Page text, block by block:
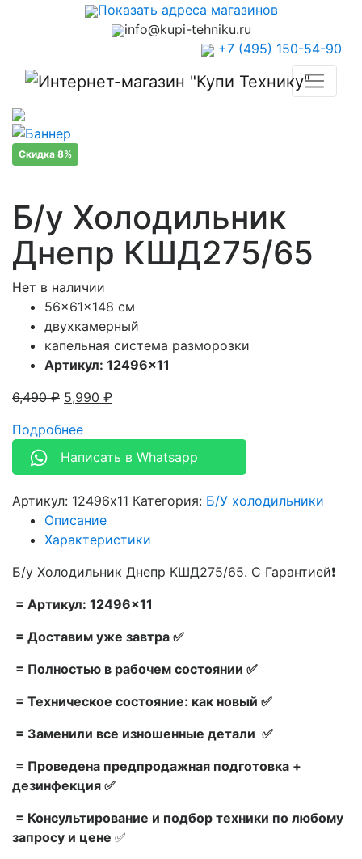
Показать адреса магазинов
info@kupi-tehniku.ru
+7 (495) 150-54-90
Скидка 8%
Б/у Холодильник
Днепр КШД275/65
Нет в наличии
56x61x148 см
двухкамерный
капельная система разморозки
Артикул: 12496×11
6,490₽ 5,990 ₽
Подробнее
Написать в Whatsapp
Артикул: 12496x11 Категория: Б/У холодильники
Описание
Характеристики
Б/у Холодильник Днепр КШД275/65. С Гарантией❗
= Артикул: 12496×11
= Доставим уже завтра ✅
= Полностью в рабочем состоянии ✅
= Техническое состояние: как новый ✅
= Заменили все изношенные детали ✅
= Проведена предпродажная подготовка +
дезинфекция ✅
= Консультирование и подбор техники по любому
запросу и цене ✅